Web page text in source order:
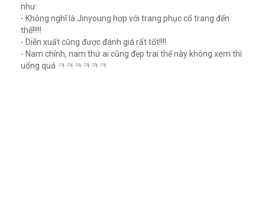
như:
- Không nghĩ là Jinyoung hợp với trang phục cổ trang đến
thế!!!!!
- Diễn xuất cũng được đánh giá rất tốt!!!!
- Nam chính, nam thứ ai cũng đẹp trai thế này không xem thì
uổng quá ㅋㅋㅋㅋㅋㅋ